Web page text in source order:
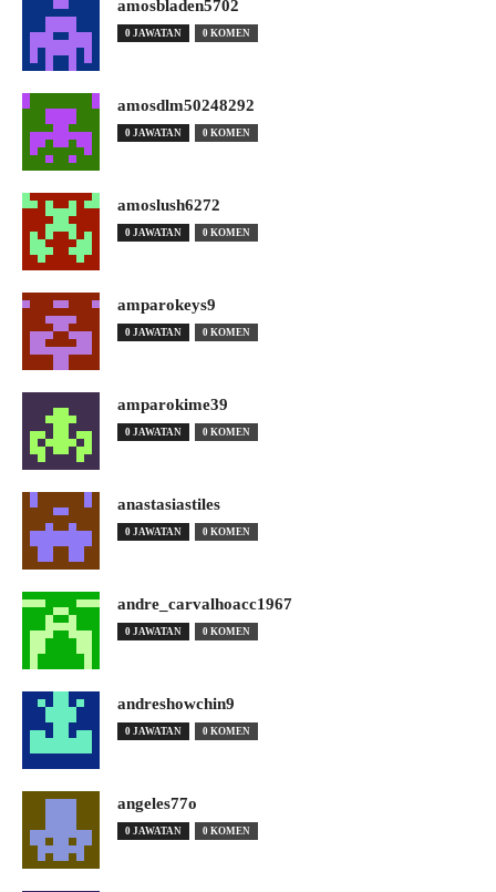
amosbladen5702
0 JAWATAN 0 KOMEN
amosdlm50248292
0 JAWATAN 0 KOMEN
amoslush6272
0 JAWATAN 0 KOMEN
amparokeys9
0 JAWATAN 0 KOMEN
amparokime39
0 JAWATAN 0 KOMEN
anastasiastiles
0 JAWATAN 0 KOMEN
andre_carvalhoacc1967
0 JAWATAN 0 KOMEN
andreshowchin9
0 JAWATAN 0 KOMEN
angeles77o
0 JAWATAN 0 KOMEN